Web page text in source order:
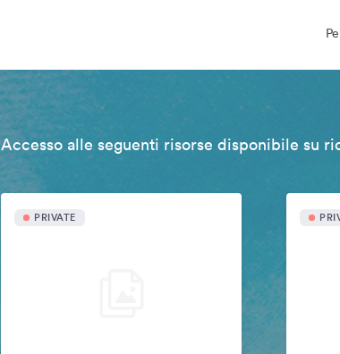
Accesso alle seguenti risorse disponibile su
PRIVATE